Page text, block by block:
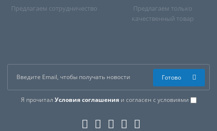
Предлагаем сотрудничество
Предлагаем только
качественный товар
Я прочитал Условия соглашенияи согласен с условиями
Готово